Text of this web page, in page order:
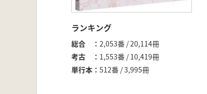
ランキング
総合
2,053番 / 20,114冊
考古
1,553番 / 10,419冊
単行本
512番 / 3,995冊